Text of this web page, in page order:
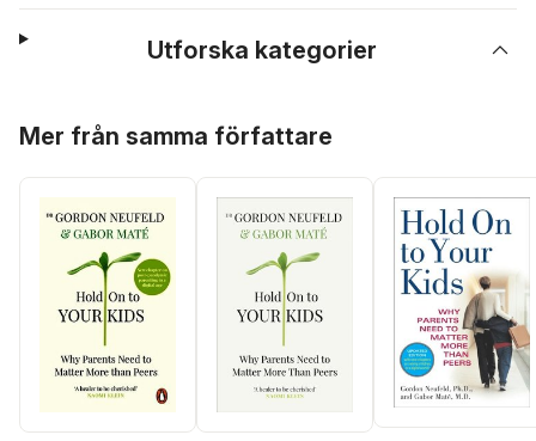
Utforska kategorier
Mer från samma författare